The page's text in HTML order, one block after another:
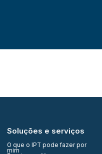
Soluções e serviços
O que o IPT pode fazer por
mim